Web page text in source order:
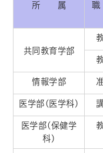
所 属
共同教育学部
情報学部
医学部(医学科)
医学部(保健学
科)